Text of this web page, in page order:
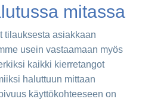
mitassa
tilauksesta asiakkaan
usein vastaamaan myös
kaikki kierretangot
haluttuun mittaan
käyttökohteeseen on